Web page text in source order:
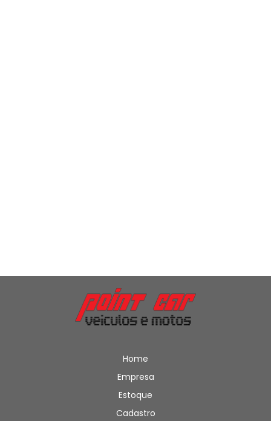
Home
Empresa
Estoque
Cadastro